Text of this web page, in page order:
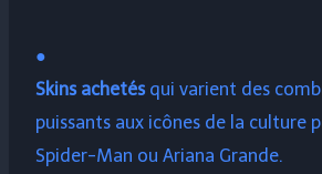
●
Skins achetés qui varient des
puissants aux icônes de la culture
Spider-Man ou Ariana Grande.